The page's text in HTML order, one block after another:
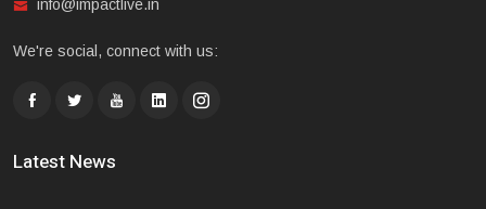
info@impactlive.in
We're social, connect with us:
Latest News